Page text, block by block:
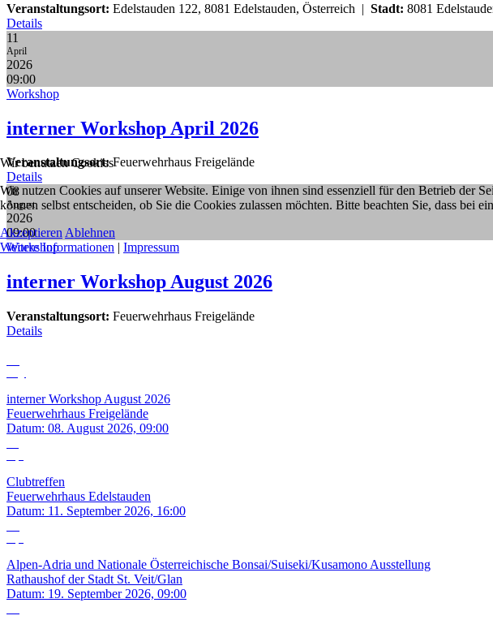
Veranstaltungsort: Edelstauden 122, 8081 Edelstauden, Österreich | Stadt: 8081
Details
11
April
2026
09:00
Workshop
interner Workshop April 2026
Veranstaltungsort:Feuerwehrhaus Freigelände
Details
08
August
2026
09:00
Workshop
interner Workshop August 2026
Veranstaltungsort: Feuerwehrhaus Freigelände
Details
interner Workshop August 2026
Feuerwehrhaus Freigelände
Datum: 08. August 2026, 09:00
Clubtreffen
Feuerwehrhaus Edelstauden
Datum: 11. September 2026, 16:00
Alpen-Adria und Nationale Österreichische Bonsai/Suiseki/Kusamono Ausstellung
Rathaushof der Stadt St. Veit/Glan
Datum: 19. September 2026, 09:00
Wir benutzen Cookies
Wir nutzen Cookies auf unserer Website. Einige von ihnen sind essenziell für den Betrieb der
können selbst entscheiden, ob Sie die Cookies zulassen möchten. Bitte beachten Sie, dass
Akzeptieren Ablehnen
Weitere Informationen | Impressum